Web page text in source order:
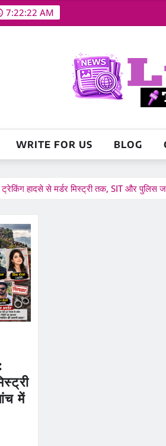
7:22:23 AM
WRITE FOR US BLOG
ट्रेकिंग हादसे से मर्डर मिस्ट्री तक, SIT और
में